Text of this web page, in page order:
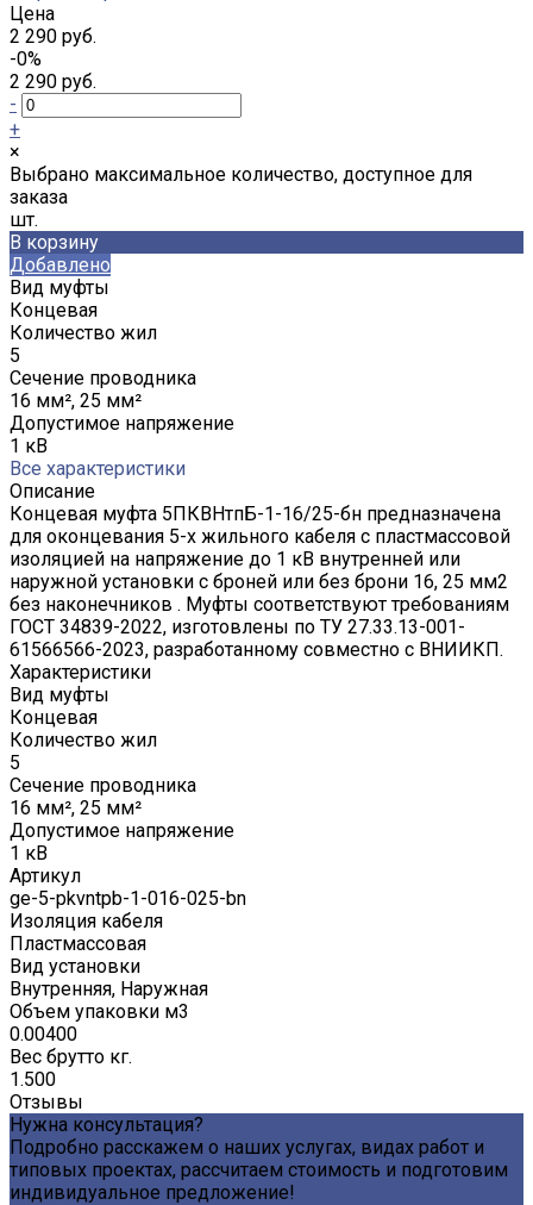
Цена
2 290 руб.
-0%
2 290 руб.
-
+
×
Выбрано максимальное количество, доступное для
заказа
шт.
В корзину
Добавлено
Вид муфты
Концевая
Количество жил
5
Сечение проводника
16 мм², 25 мм²
Допустимое напряжение
1 кВ
Все характеристики
Описание
Концевая муфта 5ПКВНтпБ-1-16/25-бн предназначена
для оконцевания 5-х жильного кабеля с пластмассовой
изоляцией на напряжение до 1 кВ внутренней или
наружной установки с броней или без брони 16, 25 мм2
без наконечников . Муфты соответствуют требованиям
ГОСТ 34839-2022, изготовлены по ТУ 27.33.13-001-
61566566-2023, разработанному совместно с ВНИИКП.
Характеристики
Вид муфты
Концевая
Количество жил
5
Сечение проводника
16 мм², 25 мм²
Допустимое напряжение
1 кВ
Артикул
ge-5-pkvntpb-1-016-025-bn
Изоляция кабеля
Пластмассовая
Вид установки
Внутренняя, Наружная
Объем упаковки м3
0.00400
Вес брутто кг.
1.500
Отзывы
Нужна консультация?
Подробно расскажем о наших услугах, видах работ и
типовых проектах, рассчитаем стоимость и подготовим
индивидуальное предложение!